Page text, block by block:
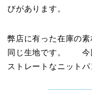
びがあります。
弊店に有った在庫の
同じ生地です。 今
ストレートなニット